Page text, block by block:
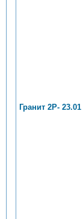
Гранит 2Р- 23.01